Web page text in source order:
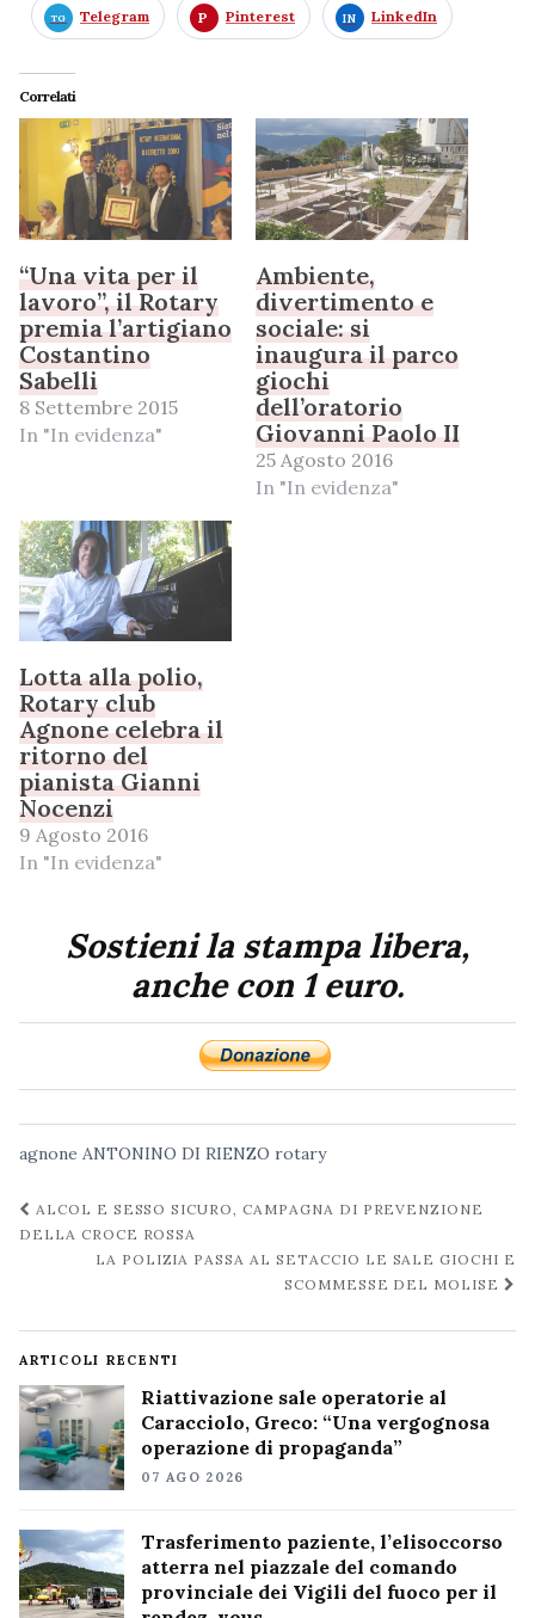
Telegram Pinterest LinkedIn
Correlati
“Una vita per il
lavoro”, il Rotary
premia l’artigiano
Costantino
Sabelli
8 Settembre 2015
In "In evidenza"
Ambiente,
divertimento e
sociale: si
inaugura il parco
giochi
dell’oratorio
Giovanni Paolo II
25 Agosto 2016
In "In evidenza"
Lotta alla polio,
Rotary club
Agnone celebra il
ritorno del
pianista Gianni
Nocenzi
9 Agosto 2016
In "In evidenza"
Sostieni la stampa libera,
anche con 1 euro.
agnone ANTONINO DI RIENZO rotary
Navigazione
post
ALCOL E SESSO SICURO, CAMPAGNA DI PREVENZIONE
DELLA CROCE ROSSA
LA POLIZIA PASSA AL SETACCIO LE SALE GIOCHI E
SCOMMESSE DEL MOLISE
ARTICOLI RECENTI
Riattivazione sale operatorie al
Caracciolo, Greco: “Una vergognosa
operazione di propaganda”
07 AGO 2026
Trasferimento paziente, l’elisoccorso
atterra nel piazzale del comando
provinciale dei Vigili del fuoco per il